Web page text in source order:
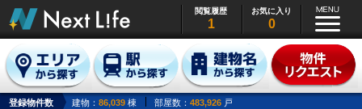
閲覧履歴
1
お気に入り
0
登録物件数 建物： 86,039 棟 部屋数： 483,926 戸